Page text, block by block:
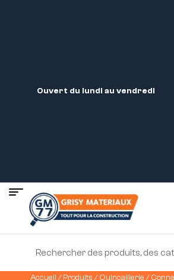
Ouvert du lundi au vendredi
Accueil /Produits /Quincaillerie /